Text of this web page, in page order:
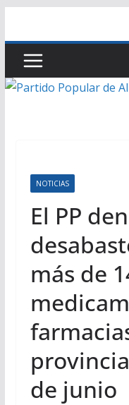
contenido
NOTICIAS
El PP
más de
de junio